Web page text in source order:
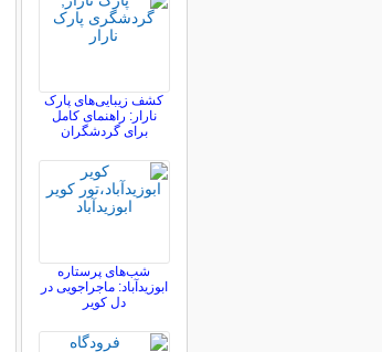
کشف زیبایی‌های پارک
نارار: راهنمای کامل
برای گردشگران
شب‌های پرستاره
ابوزیدآباد: ماجراجویی در
دل کویر